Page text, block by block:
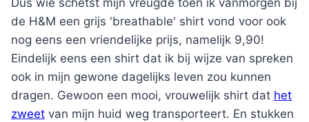
Dus wie schetst mijn vreugde toen ik vanmorgen bij
de H&M een grijs 'breathable' shirt vond voor ook
nog eens een vriendelijke prijs, namelijk 9,90!
Eindelijk eens een shirt dat ik bij wijze van spreken
ook in mijn gewone dagelijks leven zou kunnen
dragen. Gewoon een mooi, vrouwelijk shirt dat het
zweet van mijn huid weg transporteert. En stukken